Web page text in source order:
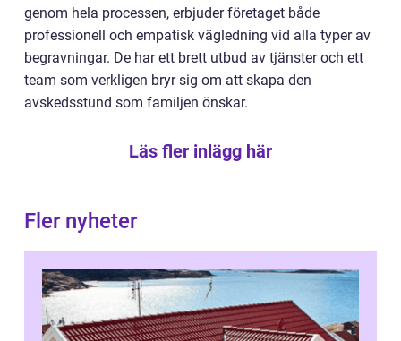
genom hela processen, erbjuder företaget både
professionell och empatisk vägledning vid alla typer av
begravningar. De har ett brett utbud av tjänster och ett
team som verkligen bryr sig om att skapa den
avskedsstund som familjen önskar.
Läs fler inlägg här
Fler nyheter